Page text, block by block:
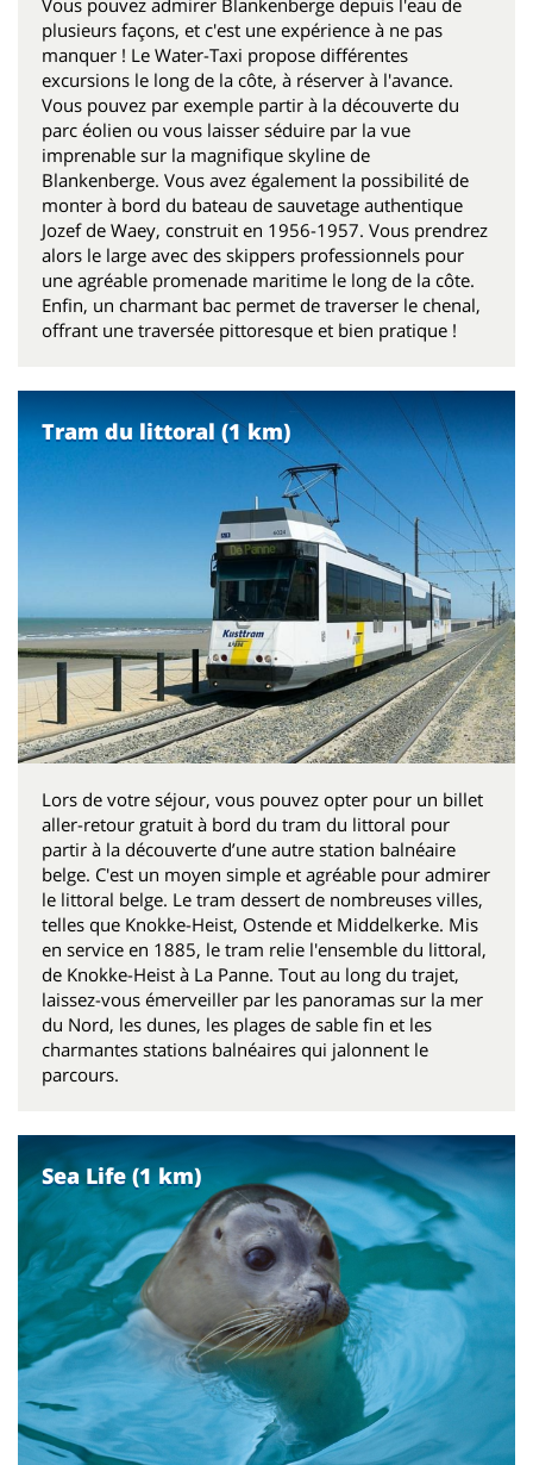
Vous pouvez admirer Blankenberge depuis l'eau de
plusieurs façons, et c'est une expérience à ne pas
manquer ! Le Water-Taxi propose différentes
excursions le long de la côte, à réserver à l'avance.
Vous pouvez par exemple partir à la découverte du
parc éolien ou vous laisser séduire par la vue
imprenable sur la magnifique skyline de
Blankenberge. Vous avez également la possibilité de
monter à bord du bateau de sauvetage authentique
Jozef de Waey, construit en 1956-1957. Vous prendrez
alors le large avec des skippers professionnels pour
une agréable promenade maritime le long de la côte.
Enfin, un charmant bac permet de traverser le chenal,
offrant une traversée pittoresque et bien pratique !
Tram du littoral (1 km)
Lors de votre séjour, vous pouvez opter pour un billet
aller-retour gratuit à bord du tram du littoral pour
partir à la découverte d’une autre station balnéaire
belge. C'est un moyen simple et agréable pour admirer
le littoral belge. Le tram dessert de nombreuses villes,
telles que Knokke-Heist, Ostende et Middelkerke. Mis
en service en 1885, le tram relie l'ensemble du littoral,
de Knokke-Heist à La Panne. Tout au long du trajet,
laissez-vous émerveiller par les panoramas sur la mer
du Nord, les dunes, les plages de sable fin et les
charmantes stations balnéaires qui jalonnent le
parcours.
Sea Life (1 km)